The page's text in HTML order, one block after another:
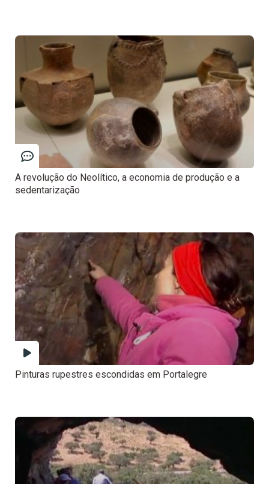
A revolução do Neolítico, a economia de produção e a
sedentarização
Pinturas rupestres escondidas em Portalegre